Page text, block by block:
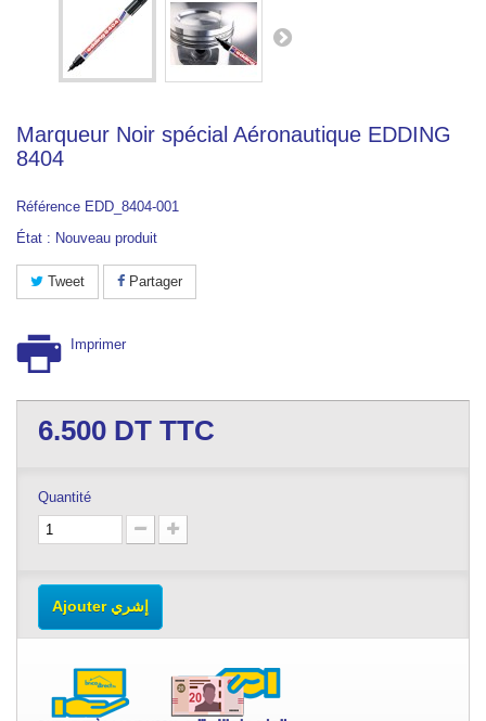
Marqueur Noir spécial Aéronautique EDDING
8404
Référence EDD_8404-001
État : Nouveau produit
Tweet Partager
Imprimer
6.500 DT TTC
Quantité
Ajouter إشري